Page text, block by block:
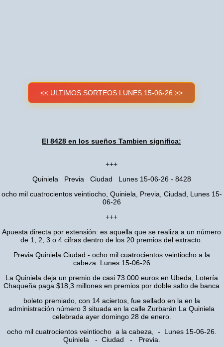
<< ULTIMOS SORTEOS LUNES 15-06-26 >>
El 8428 en los sueños Tambien significa:
+++
Quiniela Previa Ciudad Lunes 15-06-26 - 8428
ocho mil cuatrocientos veintiocho, Quiniela, Previa, Ciudad, Lunes 15-
06-26
+++
Apuesta directa por extensión: es aquella que se realiza a un número
de 1, 2, 3 o 4 cifras dentro de los 20 premios del extracto.
Previa Quiniela Ciudad - ocho mil cuatrocientos veintiocho a la
cabeza. Lunes 15-06-26
La Quiniela deja un premio de casi 73.000 euros en Ubeda, Lotería
Chaqueña paga $18,3 millones en premios por doble salto de banca
boleto premiado, con 14 aciertos, fue sellado en la en la
administración número 3 situada en la calle Zurbarán La Quiniela
celebrada ayer domingo 28 de enero.
ocho mil cuatrocientos veintiocho a la cabeza, - Lunes 15-06-26.
Quiniela - Ciudad - Previa.